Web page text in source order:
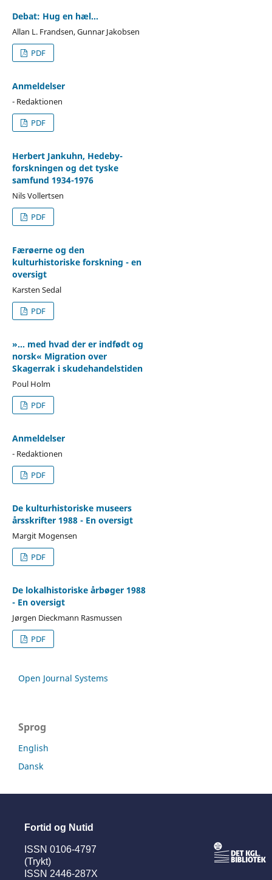
Debat: Hug en hæl...
Allan L. Frandsen, Gunnar Jakobsen
PDF
Anmeldelser
- Redaktionen
PDF
Herbert Jankuhn, Hedeby-
forskningen og det tyske
samfund 1934-1976
Nils Vollertsen
PDF
Færøerne og den
kulturhistoriske forskning - en
oversigt
Karsten Sedal
PDF
»... med hvad der er indfødt og
norsk« Migration over
Skagerrak i skudehandelstiden
Poul Holm
PDF
Anmeldelser
- Redaktionen
PDF
De kulturhistoriske museers
årsskrifter 1988 - En oversigt
Margit Mogensen
PDF
De lokalhistoriske årbøger 1988
- En oversigt
Jørgen Dieckmann Rasmussen
PDF
Open Journal Systems
Sprog
English
Dansk
Fortid og Nutid
ISSN 0106-4797
(Trykt)
ISSN 2446-287X